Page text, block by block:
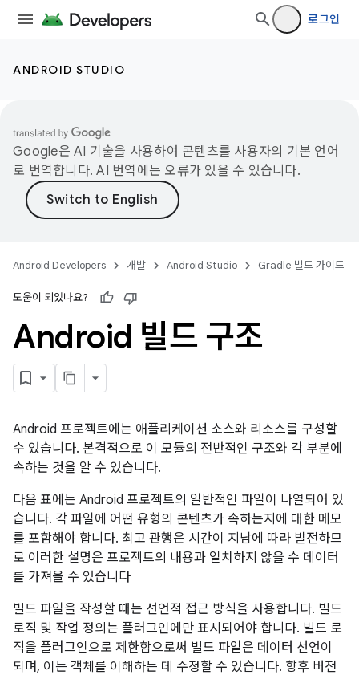
로그인
ANDROID STUDIO
Google은 AI 기술을 사용하여 콘텐츠를 사용자의 기본 언어
로 번역합니다. AI 번역에는 오류가 있을 수 있습니다.
Android Developers 개발 Android Studio Gradle 빌드 가이드
도움이 되었나요?
Android 빌드 구조
Android 프로젝트에는 애플리케이션 소스와 리소스를 구성할
수 있습니다. 본격적으로 이 모듈의 전반적인 구조와 각 부분에
속하는 것을 알 수 있습니다.
다음 표에는 Android 프로젝트의 일반적인 파일이 나열되어 있
습니다. 각 파일에 어떤 유형의 콘텐츠가 속하는지에 대한 메모
를 포함해야 합니다. 최고 관행은 시간이 지남에 따라 발전하므
로 이러한 설명은 프로젝트의 내용과 일치하지 않을 수 데이터
를 가져올 수 있습니다
빌드 파일을 작성할 때는 선언적 접근 방식을 사용합니다. 빌드
로직 및 작업 정의는 플러그인에만 표시되어야 합니다. 빌드 로
직을 플러그인으로 제한함으로써 빌드 파일은 데이터 선언이
되며, 이는 객체를 이해하는 데 수정할 수 있습니다. 향후 버전